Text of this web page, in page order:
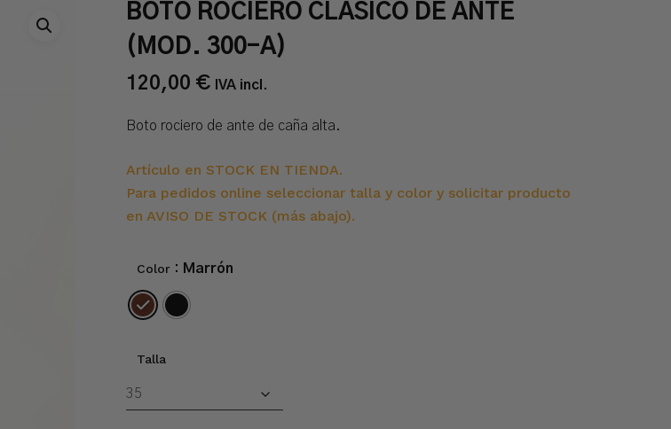
BOTO ROCIERO CLÁSICO DE ANTE
(MOD. 300-A)
120,00 € IVA incl.
Boto rociero de ante de caña alta.
Artículo en STOCK EN TIENDA.
Para pedidos online seleccionar talla y color y solicitar producto
en AVISO DE STOCK (más abajo).
Color : Marrón
Talla